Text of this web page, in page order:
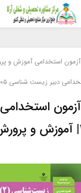
آزمون استخدامی آموزش و
زیست شناسی ۱۴۰۵| آموزش و پرورش
آزمون